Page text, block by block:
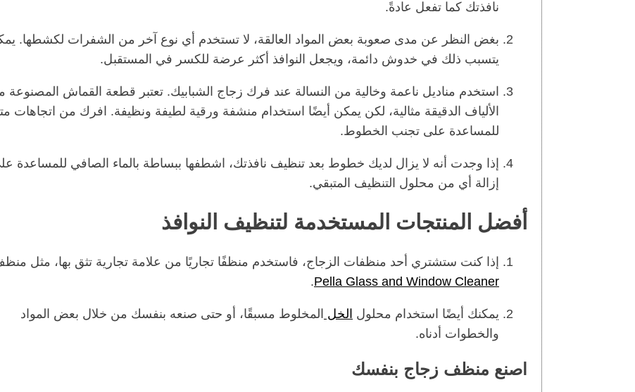
نافذتك كما تفعل عادةً.
بغض النظر عن مدى صعوبة بعض المواد العالقة، لا تستخدم أي نوع آخر من الشفرات لكشطها.
يتسبب ذلك في خدوش دائمة، ويجعل النوافذ أكثر عرضة للكسر في المستقبل.
استخدم مناديل ناعمة وخالية من النسالة عند فرك زجاج الشبابيك. تعتبر قطعة القماش المصنوعة
الألياف الدقيقة مثالية، لكن يمكن أيضًا استخدام منشفة ورقية لطيفة ونظيفة. افرك من اتجاهات
للمساعدة على تجنب الخطوط.
إذا وجدت أنه لا يزال لديك خطوط بعد تنظيف نافذتك، اشطفها ببساطة بالماء الصافي للمساعدة
إزالة أي من محلول التنظيف المتبقي.
أفضل المنتجات المستخدمة لتنظيف النوافذ
إذا كنت ستشتري أحد منظفات الزجاج، فاستخدم منظفًا تجاريًا من علامة تجارية تثق بها، مثل
Pella Glass and Window Cleaner
.
يمكنك أيضًا استخدام محلول الخل المخلوط مسبقًا، أو حتى صنعه بنفسك من خلال بعض المواد
والخطوات أدناه.
اصنع منظف زجاج بنفسك